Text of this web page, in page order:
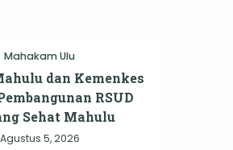
Mahakam Ulu
dan Kemenkes
RSUD
Sehat Mahulu
Agustus 5, 2026